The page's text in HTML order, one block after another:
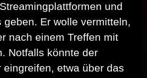
und
geben. Er wolle vermitteln,
nach einem Treffen mit
Notfalls könnte der
eingreifen, etwa über das